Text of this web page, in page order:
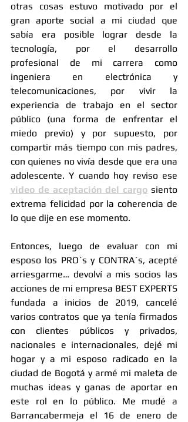
otras cosas estuvo motivado por el
gran aporte social a mi ciudad que
sabía era posible lograr desde la
tecnología, por el desarrollo
profesional de mi carrera como
ingeniera en electrónica y
telecomunicaciones, por vivir la
experiencia de trabajo en el sector
público (una forma de enfrentar el
miedo previo) y por supuesto, por
compartir más tiempo con mis padres,
con quienes no vivía desde que era una
video de aceptación del cargo siento
extrema felicidad por la coherencia de
lo que dije en ese momento.
Entonces, luego de evaluar con mi
esposo los PRO´s y CONTRA´s, acepté
arriesgarme… devolví a mis socios las
acciones de mi empresa BEST EXPERTS
fundada a inicios de 2019, cancelé
varios contratos que ya tenía firmados
con clientes públicos y privados,
nacionales e internacionales, dejé mi
hogar y a mi esposo radicado en la
ciudad de Bogotá y armé mi maleta de
muchas ideas y ganas de aportar en
este rol en lo público. Me mudé a
Barrancabermeja el 16 de enero de